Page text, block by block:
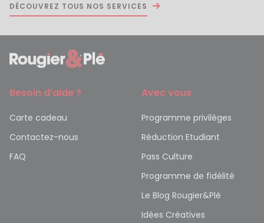
DÉCOUVREZ TOUS NOS SERVICES
Besoin d’aide ?
Carte cadeau
Contactez-nous
FAQ
Avec vous
Programme privilèges
Réduction Etudiant
Pass Culture
Programme de fidélité
Le Blog Rougier&Plé
Idées Créatives